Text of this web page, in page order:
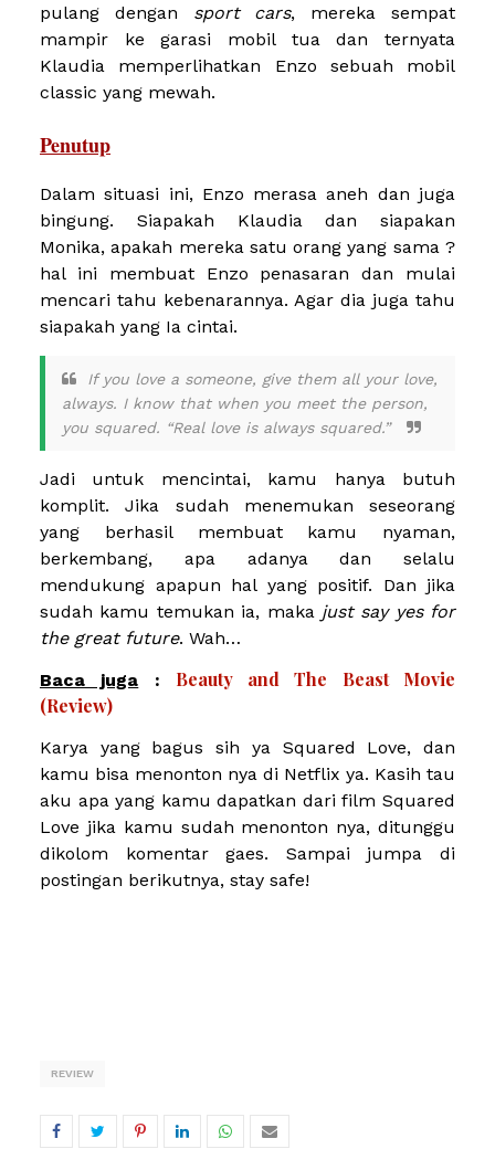
pulang dengan sport cars, mereka sempat
mampir ke garasi mobil tua dan ternyata
Klaudia memperlihatkan Enzo sebuah mobil
classic yang mewah.
Penutup
Dalam situasi ini, Enzo merasa aneh dan juga
bingung. Siapakah Klaudia dan siapakan
Monika, apakah mereka satu orang yang sama ?
hal ini membuat Enzo penasaran dan mulai
mencari tahu kebenarannya. Agar dia juga tahu
siapakah yang Ia cintai.
If you love a someone, give them all your love,
always. I know that when you meet the person,
you squared. “Real love is always squared.”
Jadi untuk mencintai, kamu hanya butuh
komplit. Jika sudah menemukan seseorang
yang berhasil membuat kamu nyaman,
berkembang, apa adanya dan selalu
mendukung apapun hal yang positif. Dan jika
sudah kamu temukan ia, maka just say yes for
the great future. Wah…
Baca juga : Beauty and The Beast Movie
(Review)
Karya yang bagus sih ya Squared Love, dan
kamu bisa menonton nya di Netflix ya. Kasih tau
aku apa yang kamu dapatkan dari film Squared
Love jika kamu sudah menonton nya, ditunggu
dikolom komentar gaes. Sampai jumpa di
postingan berikutnya, stay safe!
REVIEW